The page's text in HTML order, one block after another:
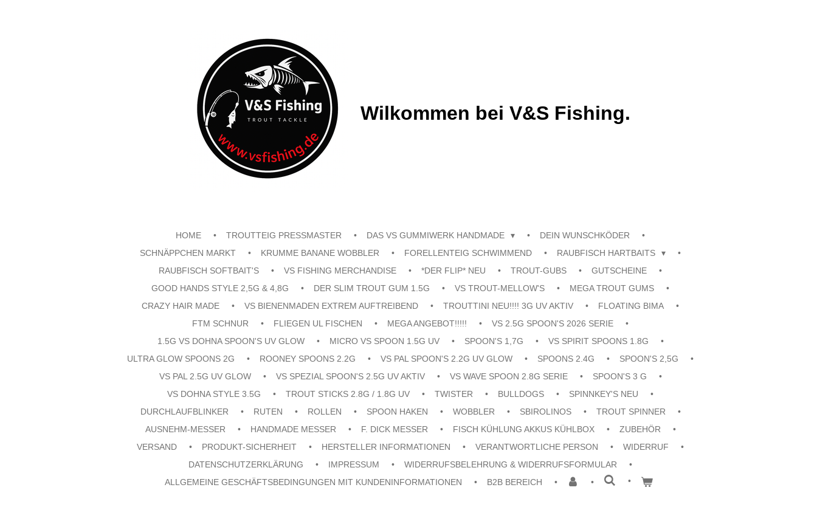
Wilkommen bei V&S Fishing.
HOME TROUTTEIG PRESSMASTER DAS VS GUMMIWERK HANDMADE
DEIN WUNSCHKÖDER
SCHNÄPPCHEN MARKT
KRUMME BANANE WOBBLER FORELLENTEIG SCHWIMMEND
RAUBFISCH HARTBAITS
RAUBFISCH SOFTBAIT'S
VS FISHING MERCHANDISE *DER FLIP* NEU TROUT-GUBS
GUTSCHEINE
GOOD HANDS STYLE 2,5G & 4,8G
DER SLIM TROUT GUM 1.5G VS TROUT-MELLOW'S
MEGA TROUT GUMS
CRAZY HAIR MADE
VS BIENENMADEN EXTREM AUFTREIBEND TROUTTINI NEU!!!! 3G UV AKTIV
FLOATING BIMA
FTM SCHNUR
FLIEGEN UL FISCHEN MEGA ANGEBOT!!!!!
VS 2.5G SPOON'S 2026 SERIE
1.5G VS DOHNA SPOON'S UV GLOW
MICRO VS SPOON 1.5G UV SPOON'S 1,7G
VS SPIRIT SPOONS 1.8G
ULTRA GLOW SPOONS 2G
ROONEY SPOONS 2.2G VS PAL SPOON'S 2.2G UV GLOW SPOONS 2.4G
SPOON'S 2,5G
VS PAL 2.5G UV GLOW
VS SPEZIAL SPOON'S 2.5G UV AKTIV VS WAVE SPOON 2.8G SERIE
SPOON'S 3 G
VS DOHNA STYLE 3.5G
TROUT STICKS 2.8G / 1.8G UV TWISTER BULLDOGS
SPINNKEY'S NEU
DURCHLAUFBLINKER
RUTEN ROLLEN SPOON HAKEN WOBBLER SBIROLINOS
TROUT SPINNER
AUSNEHM-MESSER
HANDMADE MESSER F. DICK MESSER FISCH KÜHLUNG AKKUS KÜHLBOX
ZUBEHÖR
VERSAND
PRODUKT-SICHERHEIT HERSTELLER INFORMATIONEN VERANTWORTLICHE PERSON
WIDERRUF
DATENSCHUTZERKLÄRUNG
IMPRESSUM
WIDERRUFSBELEHRUNG & WIDERRUFSFORMULAR
ALLGEMEINE GESCHÄFTSBEDINGUNGEN MIT KUNDENINFORMATIONEN
B2B BEREICH